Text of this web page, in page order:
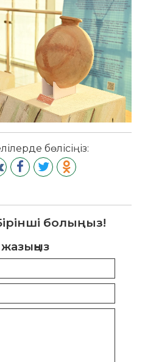
бөлісіңіз:
болыңыз!
жазыңыз